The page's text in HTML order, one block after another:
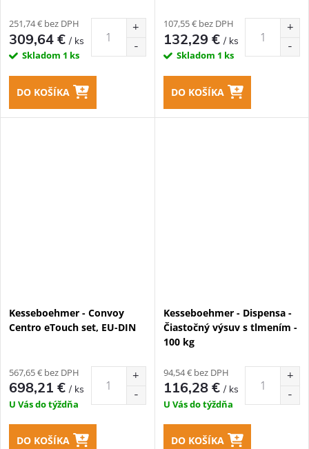
251,74 € bez DPH
309,64 €/ ks
Skladom 1 ks
DO KOŠÍKA
107,55 € bez DPH
132,29 €/ ks
Skladom 1 ks
DO KOŠÍKA
Kesseboehmer - Convoy
Centro eTouch set, EU-DIN
567,65 € bez DPH
698,21 €/ ks
U Vás do týždňa
DO KOŠÍKA
Kesseboehmer - Dispensa -
Čiastočný výsuv s tlmením -
100 kg
94,54 € bez DPH
116,28 €/ ks
U Vás do týždňa
DO KOŠÍKA